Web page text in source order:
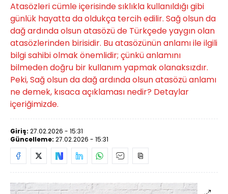
Atasözleri cümle içerisinde sıklıkla kullanıldığı gibi
günlük hayatta da oldukça tercih edilir. Sağ olsun da
dağ ardında olsun atasözü de Türkçede yaygın olan
atasözlerinden birisidir. Bu atasözünün anlamı ile ilgili
bilgi sahibi olmak önemlidir; çünkü anlamını
bilmeden doğru bir kullanım yapmak olanaksızdır.
Peki, Sağ olsun da dağ ardında olsun atasözü anlamı
ne demek, kısaca açıklaması nedir? Detaylar
içeriğimizde.
Giriş: 27.02.2026 - 15:31
Güncelleme: 27.02.2026 - 15:31